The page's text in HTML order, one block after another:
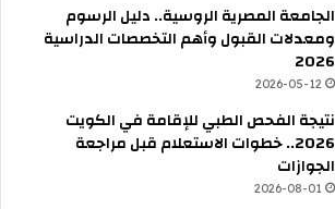
الجامعة المصرية الروسية.. دليل الرسوم
ومعدلات القبول وأهم التخصصات الدراسية
2026
2026-05-12
نتيجة الفحص الطبي للإقامة في الكويت
2026.. خطوات الاستعلام قبل مراجعة
الجوازات
2026-08-01